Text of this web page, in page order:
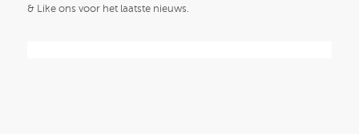
& Like ons voor het laatste nieuws.